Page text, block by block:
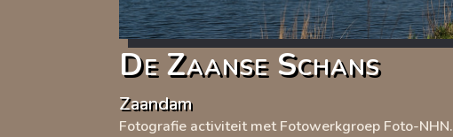
De Zaanse Schans
Zaandam
Fotografie activiteit met Fotowerkgroep Foto-NHN.